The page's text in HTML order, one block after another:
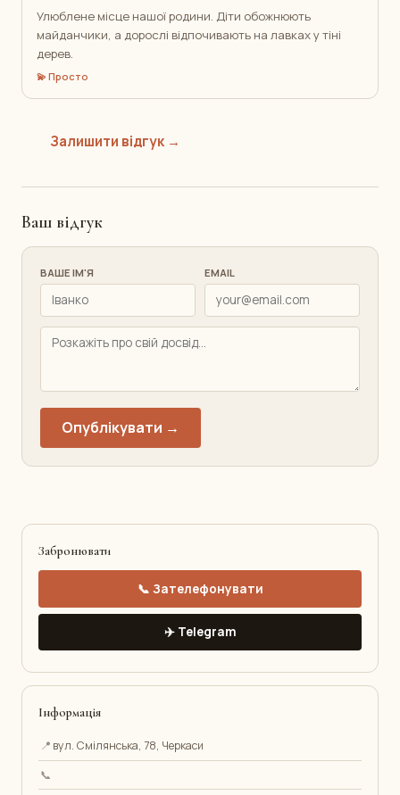
Улюблене місце нашої родини. Діти обожнюють
майданчики, а дорослі відпочивають на лавках у тіні
дерев.
💫 Просто
Залишити відгук →
Ваш відгук
ВАШЕ ІМ'Я EMAIL
Опублікувати →
Забронювати
📞 Зателефонувати
✈️ Telegram
Інформація
📍 вул. Смілянська, 78, Черкаси
📞